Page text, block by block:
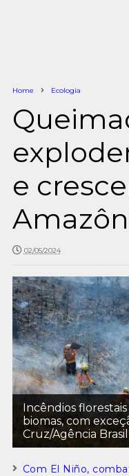
Home Ecologia
e
02/05/2024
Incêndios
biomas, com
Cruz/Agência Brasil
Com El Niño,